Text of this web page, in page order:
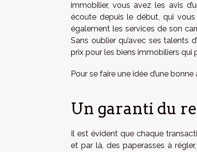
immobilier, vous avez les avis
écoute depuis le début, qui
également les services de son
Sans oublier qu’avec ses talents
prix pour les biens immobiliers qui
Pour se faire une idée d’une bonne
Un garanti du
Il est évident que chaque
et par là, des paperasses à